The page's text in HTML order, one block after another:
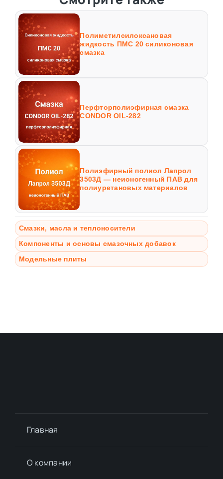
Полиметилсилоксановая
жидкость ПМС 20 силиконовая
смазка
Перфторполиэфирная смазка
CONDOR OIL-282
Полиэфирный полиол Лапрол
3503Д — неионогенный ПАВ для
полиуретановых материалов
Смазки, масла и теплоносители
Компоненты и основы смазочных добавок
Модельные плиты
Главная
О компании